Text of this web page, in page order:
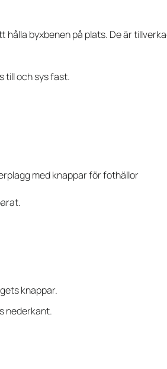
byxbenen på plats. De är
till och sys fast.
med knappar för fothällor
knappar.
nederkant.